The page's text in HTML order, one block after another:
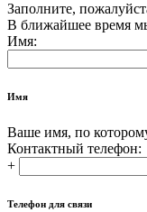
Заполните,
В ближайшее время
Имя:
Имя
Ваше имя, по
Контактный телефон:
+
Телефон для связи